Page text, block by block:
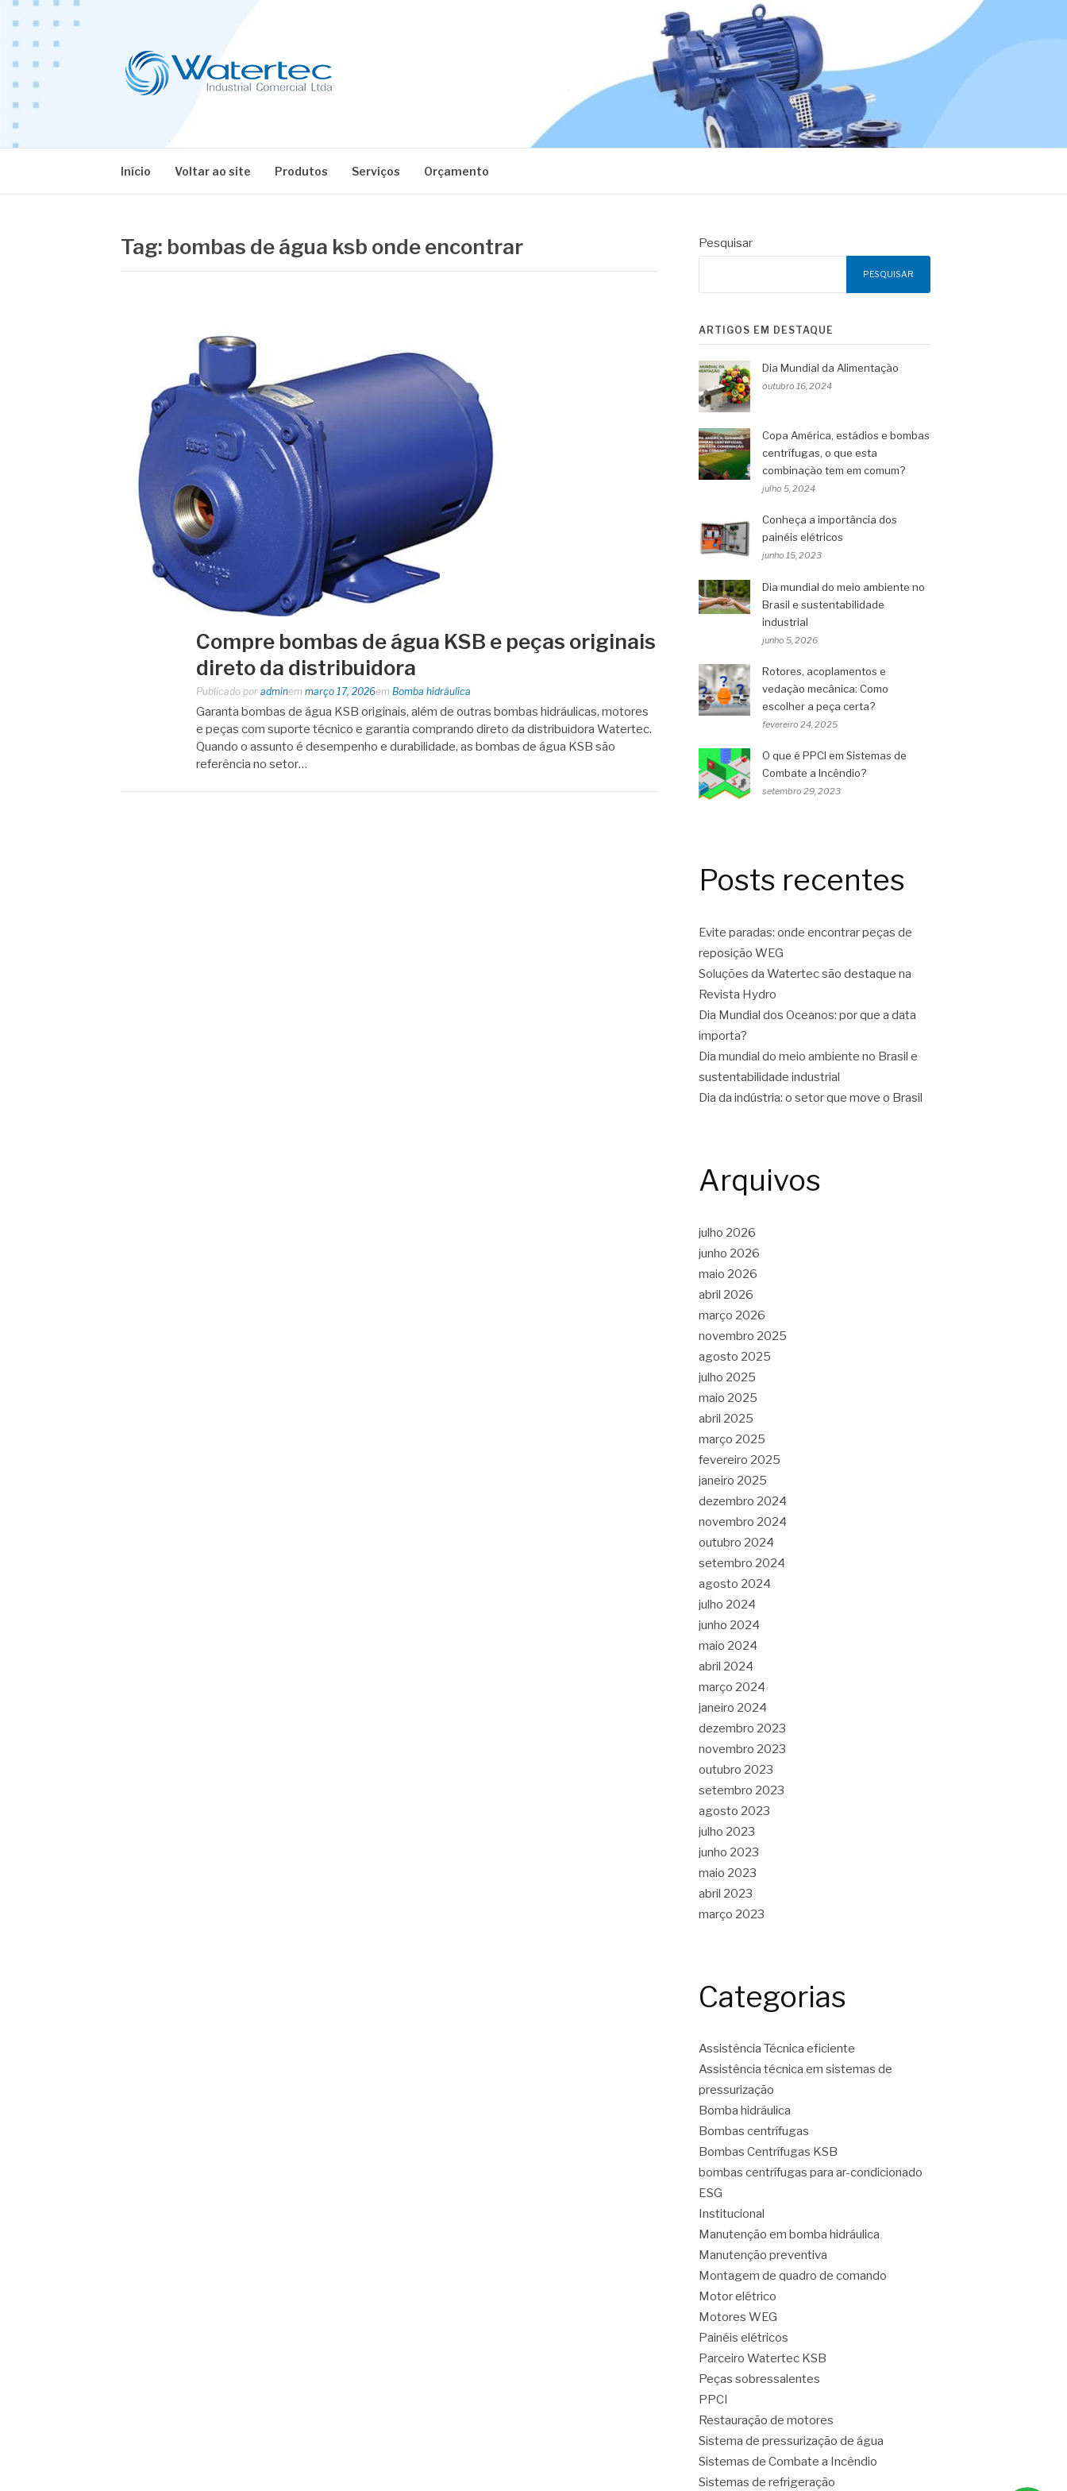
Pular
para
conteúdo
Início Voltar ao site Produtos Serviços Orçamento
Tag: bombas de água ksb onde encontrar
Compre bombas de água KSB e peças originais
direto da distribuidora
Publicado por adminem março 17, 2026em Bomba hidráulica
Garanta bombas de água KSB originais, além de outras bombas hidráulicas, motores
e peças com suporte técnico e garantia comprando direto da distribuidora Watertec.
Quando o assunto é desempenho e durabilidade, as bombas de água KSB são
referência no setor…
Pesquisar
PESQUISAR
ARTIGOS EM DESTAQUE
Dia Mundial da Alimentação
outubro 16, 2024
Copa América, estádios e bombas
centrífugas, o que esta
combinação tem em comum?
julho 5, 2024
Conheça a importância dos
painéis elétricos
junho 15, 2023
Dia mundial do meio ambiente no
Brasil e sustentabilidade
industrial
junho 5, 2026
Rotores, acoplamentos e
vedação mecânica: Como
escolher a peça certa?
fevereiro 24, 2025
O que é PPCI em Sistemas de
Combate a Incêndio?
setembro 29, 2023
Posts recentes
Evite paradas: onde encontrar peças de
reposição WEG
Soluções da Watertec são destaque na
Revista Hydro
Dia Mundial dos Oceanos: por que a data
importa?
Dia mundial do meio ambiente no Brasil e
sustentabilidade industrial
Dia da indústria: o setor que move o Brasil
Arquivos
julho 2026
junho 2026
maio 2026
abril 2026
março 2026
novembro 2025
agosto 2025
julho 2025
maio 2025
abril 2025
março 2025
fevereiro 2025
janeiro 2025
dezembro 2024
novembro 2024
outubro 2024
setembro 2024
agosto 2024
julho 2024
junho 2024
maio 2024
abril 2024
março 2024
janeiro 2024
dezembro 2023
novembro 2023
outubro 2023
setembro 2023
agosto 2023
julho 2023
junho 2023
maio 2023
abril 2023
março 2023
Categorias
Assistência Técnica eficiente
Assistência técnica em sistemas de
pressurização
Bomba hidráulica
Bombas centrífugas
Bombas Centrífugas KSB
bombas centrífugas para ar-condicionado
ESG
Institucional
Manutenção em bomba hidráulica
Manutenção preventiva
Montagem de quadro de comando
Motor elétrico
Motores WEG
Painéis elétricos
Parceiro Watertec KSB
Peças sobressalentes
PPCI
Restauração de motores
Sistema de pressurização de água
Sistemas de Combate a Incêndio
Sistemas de refrigeração